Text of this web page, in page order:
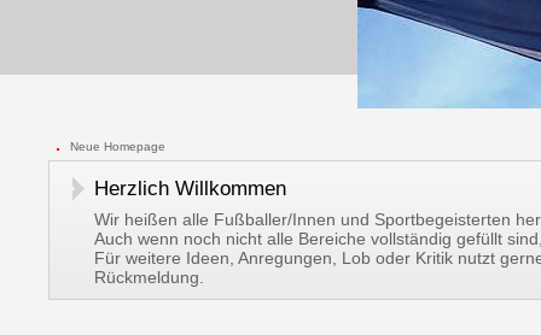
Neue Homepage
Herzlich Willkommen
Wir heißen alle Fußballer/Innen und Sportbegeisterten
Auch wenn noch nicht alle Bereiche vollständig gefüllt
Für weitere Ideen, Anregungen, Lob oder Kritik nutzt
Rückmeldung.